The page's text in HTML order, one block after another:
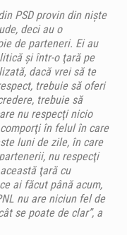
PSD provin din nişte
deci au o
de parteneri. Ei au
şi într-o ţară pe
dacă vrei să te
trebuie să oferi
trebuie să
nu respecţi nicio
în felul în care
luni de zile, în care
nu respecţi
ţară cu
ai făcut până acum,
nu are niciun fel de
se poate de clar”, a